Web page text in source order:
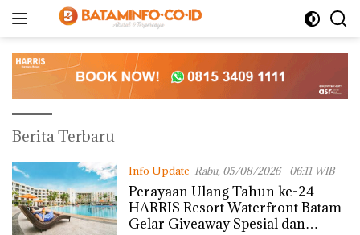
BatamInfo.co.id
Berita Terbaru
Info Update Rabu, 05/08/2026 - 06:11 WIB
Perayaan Ulang Tahun ke-24
HARRIS Resort Waterfront Batam
Gelar Giveaway Spesial dan